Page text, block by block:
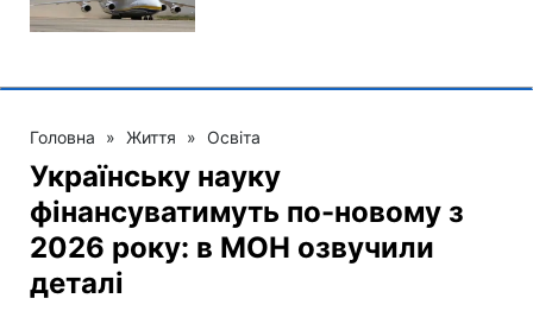
Головна » Життя » Освіта
Українську науку
фінансуватимуть по-новому з
2026 року: в МОН озвучили
деталі